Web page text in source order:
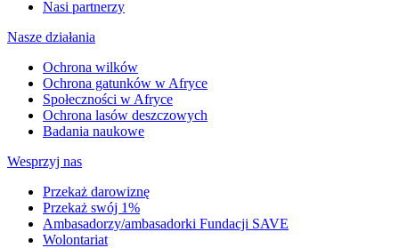
Nasi partnerzy
Nasze działania
Ochrona wilków
Ochrona gatunków w Afryce
Społeczności w Afryce
Ochrona lasów deszczowych
Badania naukowe
Wesprzyj nas
Przekaż darowiznę
Przekaż swój 1%
Ambasadorzy/ambasadorki Fundacji SAVE
Wolontariat